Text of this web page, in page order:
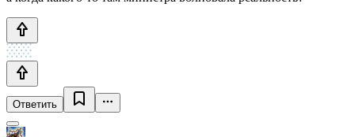
Ответить